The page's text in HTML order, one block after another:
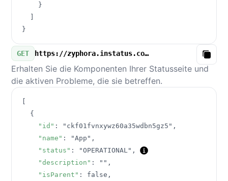
}
}
GET https://zyphora.instatus.com/v3/components.json
Copy
Erhalten Sie die Komponenten Ihrer Statusseite und
die aktiven Probleme, die sie betreffen.
{
"id" : "ckf01fvnxywz60a35wdbn5gz5" ,
"name" : "App" ,
"status" : "OPERATIONAL" ,
"description" : "" ,
"isParent" : false ,